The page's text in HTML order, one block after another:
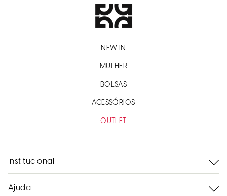
NEW IN
MULHER
BOLSAS
ACESSÓRIOS
OUTLET
Institucional
Ajuda